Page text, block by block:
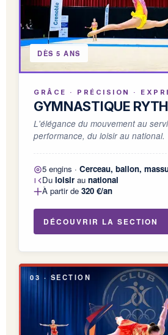
DÈS 5 ANS
GRÂCE · PRÉCISION ·
GYMNASTIQUE
L'élégance du mouvement au
performance, du loisir au national.
5 engins · Cerceau, ballon,
Du loisir au national
À partir de 320 €/an
DÉCOUVRIR LA SECTION
03 · SECTION